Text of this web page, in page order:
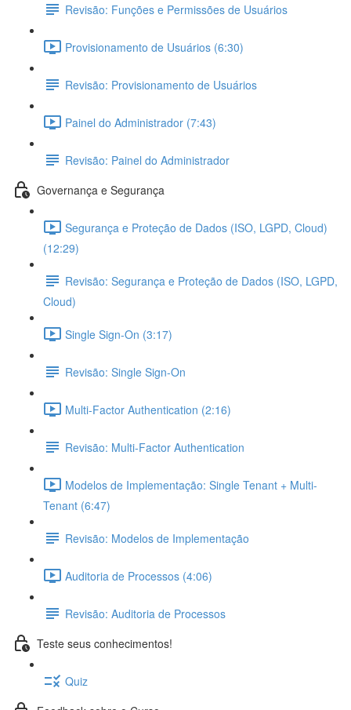
Revisão: Funções e Permissões de Usuários
Provisionamento de Usuários (6:30)
Revisão: Provisionamento de Usuários
Painel do Administrador (7:43)
Revisão: Painel do Administrador
Governança e Segurança
Segurança e Proteção de Dados (ISO, LGPD, Cloud)
(12:29)
Revisão: Segurança e Proteção de Dados (ISO, LGPD,
Cloud)
Single Sign-On (3:17)
Revisão: Single Sign-On
Multi-Factor Authentication (2:16)
Revisão: Multi-Factor Authentication
Modelos de Implementação: Single Tenant + Multi-
Tenant (6:47)
Revisão: Modelos de Implementação
Auditoria de Processos (4:06)
Revisão: Auditoria de Processos
Teste seus conhecimentos!
Quiz